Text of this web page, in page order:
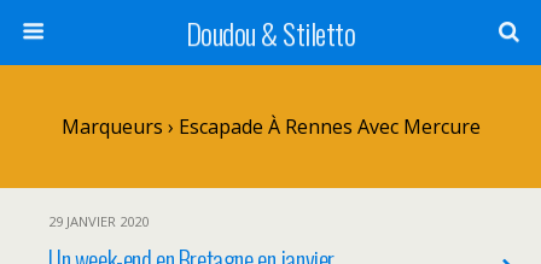
Doudou & Stiletto
Marqueurs › Escapade À Rennes Avec Mercure
29 JANVIER 2020